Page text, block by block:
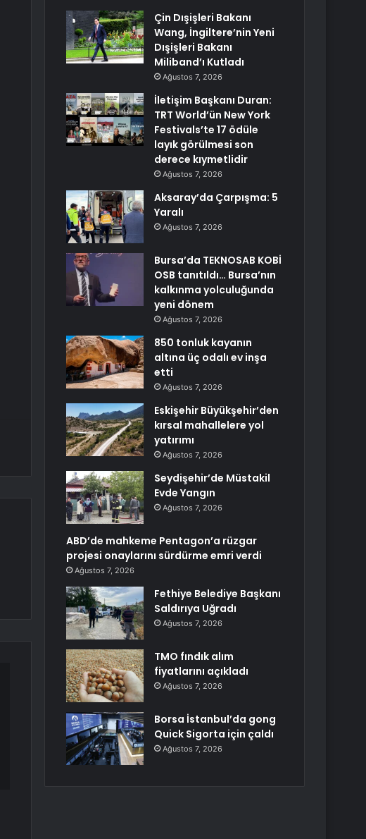
Çin Dışişleri Bakanı
Wang, İngiltere’nin Yeni
Dışişleri Bakanı
Miliband’ı Kutladı
Ağustos 7, 2026
İletişim Başkanı Duran:
TRT World’ün New York
Festivals’te 17 ödüle
layık görülmesi son
derece kıymetlidir
Ağustos 7, 2026
Aksaray’da Çarpışma: 5
Yaralı
Ağustos 7, 2026
Bursa’da TEKNOSAB KOBİ
OSB tanıtıldı… Bursa’nın
kalkınma yolculuğunda
yeni dönem
Ağustos 7, 2026
850 tonluk kayanın
altına üç odalı ev inşa
etti
Ağustos 7, 2026
Eskişehir Büyükşehir’den
kırsal mahallelere yol
yatırımı
Ağustos 7, 2026
Seydişehir’de Müstakil
Evde Yangın
Ağustos 7, 2026
ABD’de mahkeme Pentagon’a rüzgar
projesi onaylarını sürdürme emri verdi
Ağustos 7, 2026
Fethiye Belediye Başkanı
Saldırıya Uğradı
Ağustos 7, 2026
TMO fındık alım
fiyatlarını açıkladı
Ağustos 7, 2026
Borsa İstanbul’da gong
Quick Sigorta için çaldı
Ağustos 7, 2026